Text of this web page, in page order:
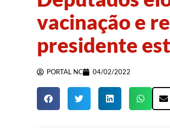
vacinação e
presidente
PORTAL NC 04/02/2022